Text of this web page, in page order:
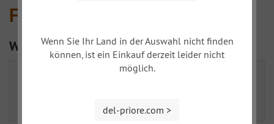
FIAT Topolino
Weitere Kategorien
Wenn Sie Ihr Land in der Auswahl nicht finden
können, ist ein Einkauf derzeit leider nicht
möglich.
del-priore.com >